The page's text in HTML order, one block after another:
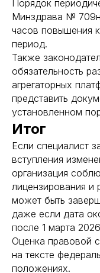
Порядок
Минздрава №
часов повышения
период.
Также
обязательность
агрегаторных
представить
установленном
Итог
Если специалист
вступления
организация
лицензирования
может быть
даже если дата
после 1 марта
Оценка правовой
на тексте
положениях.
и
ИНН/КПП 9702021368/
8 800 444 10 82